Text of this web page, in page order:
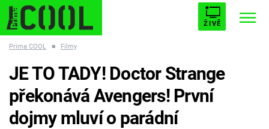
ŽIVĚ
ESCAPE PLNEJ KOTEL AVENGERS 5
Prima COOL ■ Filmy
JE TO TADY! Doctor Strange
překonává Avengers! První
dojmy mluví o parádní